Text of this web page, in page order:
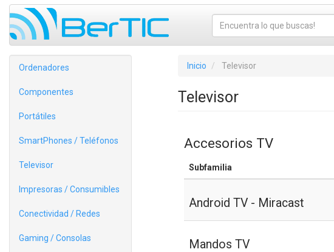
Ordenadores
Componentes
Portátiles
SmartPhones / Teléfonos
Televisor
Impresoras / Consumibles
Conectividad / Redes
Gaming / Consolas
Inicio Televisor
Televisor
Accesorios TV
Subfamilia
Android TV - Miracast
Mandos TV